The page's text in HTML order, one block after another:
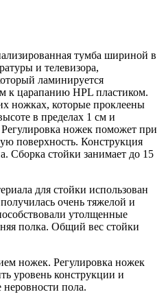
тумба шириной в
и телевизора,
ламинируется
к царапанию HPL пластиком.
ножках, которые проклеены
в пределах 1 см и
ножек поможет при
поверхность. Конструкция
Сборка стойки занимает до 15
для стойки использован
очень тяжелой и
утолщенные
полка. Общий вес стойки
ножек. Регулировка ножек
уровень конструкции и
пола.